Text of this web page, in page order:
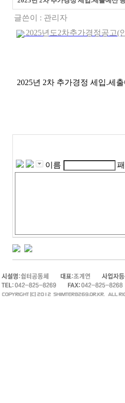
글쓴이 : 관리자
2025년도2차추가경정공고(
2025년 2차 추가경정 세입.세
이름